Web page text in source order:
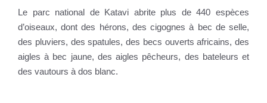
Le parc national de Katavi abrite plus de 440 espèces
d’oiseaux, dont des hérons, des cigognes à bec de selle,
des pluviers, des spatules, des becs ouverts africains, des
aigles à bec jaune, des aigles pêcheurs, des bateleurs et
des vautours à dos blanc.